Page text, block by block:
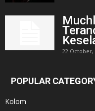
22 October,
POPULAR
Kolom